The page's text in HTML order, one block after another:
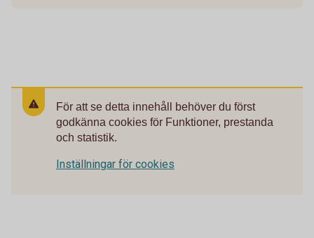
För att se detta innehåll behöver du först
godkänna cookies för Funktioner, prestanda
och statistik.
Inställningar för cookies